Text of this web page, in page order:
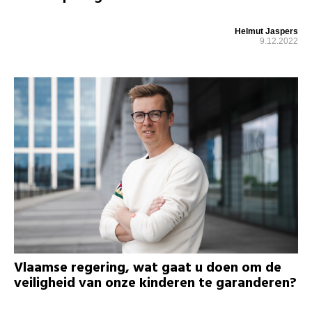
Helmut Jaspers
9.12.2022
Vlaamse regering, wat gaat u doen om de
veiligheid van onze kinderen te garanderen?